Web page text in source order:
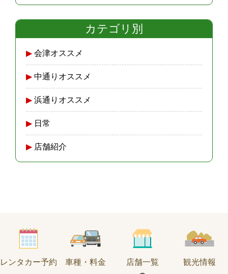
カテゴリ別
会津オススメ
中通りオススメ
浜通りオススメ
日常
店舗紹介
レンタカー予約 車種・料金 店舗一覧 観光情報